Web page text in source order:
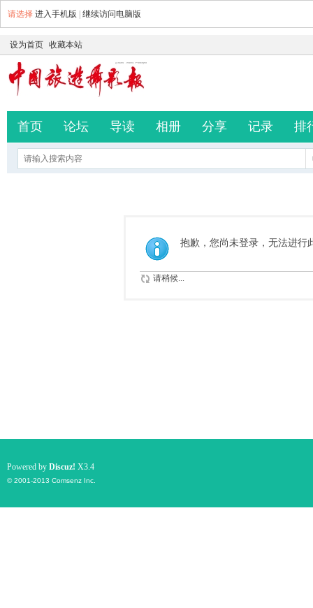
请选择 进入手机版 继续访问电脑版
设为首页 收藏本站
首页 论坛 导读 相册 分享 记录 排
抱歉，您尚未登录，无法进行
请稍候...
Powered by Discuz! X3.4
© 2001-2013 Comsenz Inc.